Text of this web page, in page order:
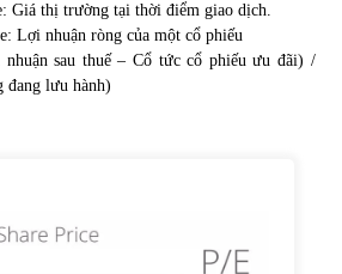
Giá thị trường tại thời điểm giao dịch.
Lợi nhuận ròng của một cổ phiếu
sau thuế – Cổ tức cổ phiếu ưu đãi) /
đang lưu hành)